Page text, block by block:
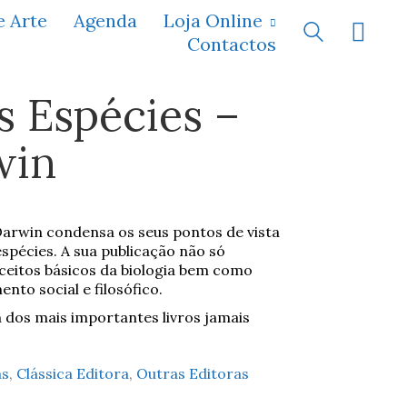
Arte Agenda
Loja Online
Contactos
Espécies –
condensa os seus pontos de vista
A sua publicação não só
básicos da biologia bem como
social e filosófico.
mais importantes livros jamais
, Clássica Editora, Outras Editoras